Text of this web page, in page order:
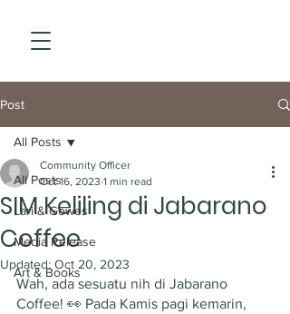
Post
All Posts
Lari & Gowes
Media Release
Art & Books
All Posts
SIM Keliling di Jabarano
Coffee
Community Officer
Oct 16, 2023 1 min read
Updated: Oct 20, 2023
Wah, ada sesuatu nih di Jabarano
Coffee! 👀 Pada Kamis pagi kemarin,